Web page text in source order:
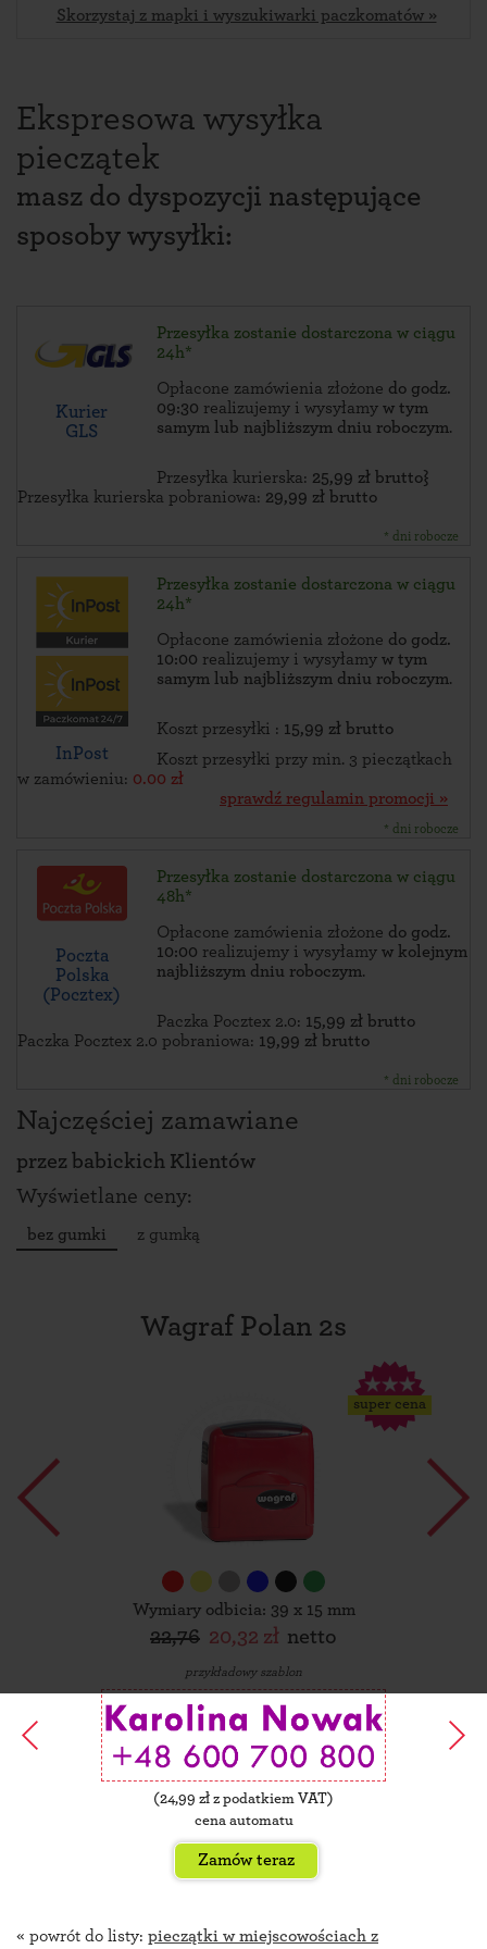
Skorzystaj z mapki i wyszukiwarki paczkomatów »
Ekspresowa wysyłka
pieczątek
masz do dyspozycji następujące
sposoby wysyłki:
Kurier
GLS
Przesyłka zostanie dostarczona w ciągu
24h*
Opłacone zamówienia złożone do godz.
09:30 realizujemy i wysyłamy w tym
samym lub najbliższym dniu roboczym.
Przesyłka kurierska: 25,99 zł brutto}
Przesyłka kurierska pobraniowa: 29,99 zł brutto
* dni robocze
InPost
Przesyłka zostanie dostarczona w ciągu
24h*
Opłacone zamówienia złożone do godz.
10:00 realizujemy i wysyłamy w tym
samym lub najbliższym dniu roboczym.
Koszt przesyłki : 15,99 zł brutto
Koszt przesyłki przy min. 3 pieczątkach
w zamówieniu: 0.00 zł
sprawdź regulamin promocji »
* dni robocze
Poczta
Polska
(Pocztex)
Przesyłka zostanie dostarczona w ciągu
48h*
Opłacone zamówienia złożone do godz.
10:00 realizujemy i wysyłamy w kolejnym
najbliższym dniu roboczym.
Paczka Pocztex 2.0: 15,99 zł brutto
Paczka Pocztex 2.0 pobraniowa: 19,99 zł brutto
* dni robocze
Najczęściej zamawiane
przez babickich Klientów
Wyświetlane ceny:
bez gumki z gumką
Wagraf Polan 2s
super cena
Wymiary odbicia: 39 x 15 mm
22,76 20,32 zł netto
przykładowy szablon
(24,99 zł z podatkiem VAT)
cena automatu
Zamów teraz
« powrót do listy: pieczątki w miejscowościach z